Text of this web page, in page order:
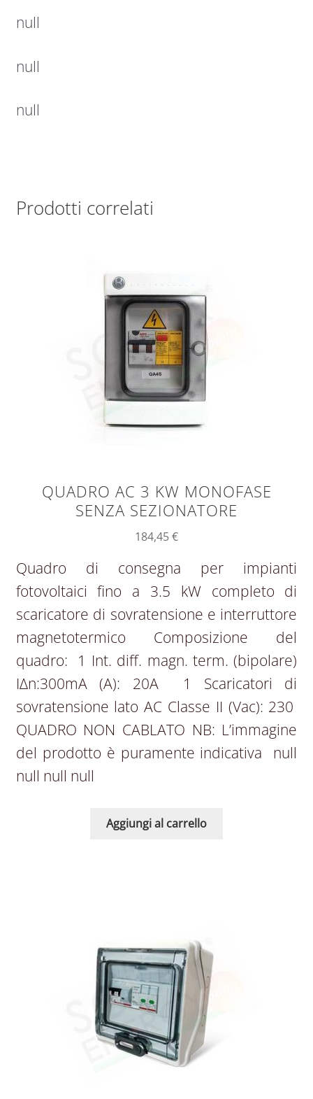
null
null
null
Prodotti correlati
QUADRO AC 3 KW MONOFASE
SENZA SEZIONATORE
184,45€
Quadro di consegna per impianti
fotovoltaici fino a 3.5 kW completo di
scaricatore di sovratensione e interruttore
magnetotermico Composizione del
quadro: 1 Int. diff. magn. term. (bipolare)
IΔn:300mA (A): 20A 1 Scaricatori di
sovratensione lato AC Classe II (Vac): 230
QUADRO NON CABLATO NB: L’immagine
del prodotto è puramente indicativa null
null null null
Aggiungi al carrello